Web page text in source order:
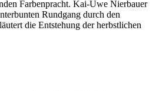
Farbenpracht. Kai-Uwe Nierbauer
Rundgang durch den
die Entstehung der herbstlichen